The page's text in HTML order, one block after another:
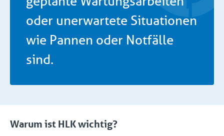
oder unerwartete Situationen
wie Pannen oder Notfälle
sind.
Warum ist HLK wichtig?